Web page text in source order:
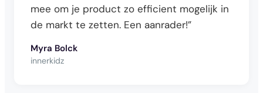
mee om je product zo efficient mogelijk in
de markt te zetten. Een aanrader!”
Myra Bolck
innerkidz